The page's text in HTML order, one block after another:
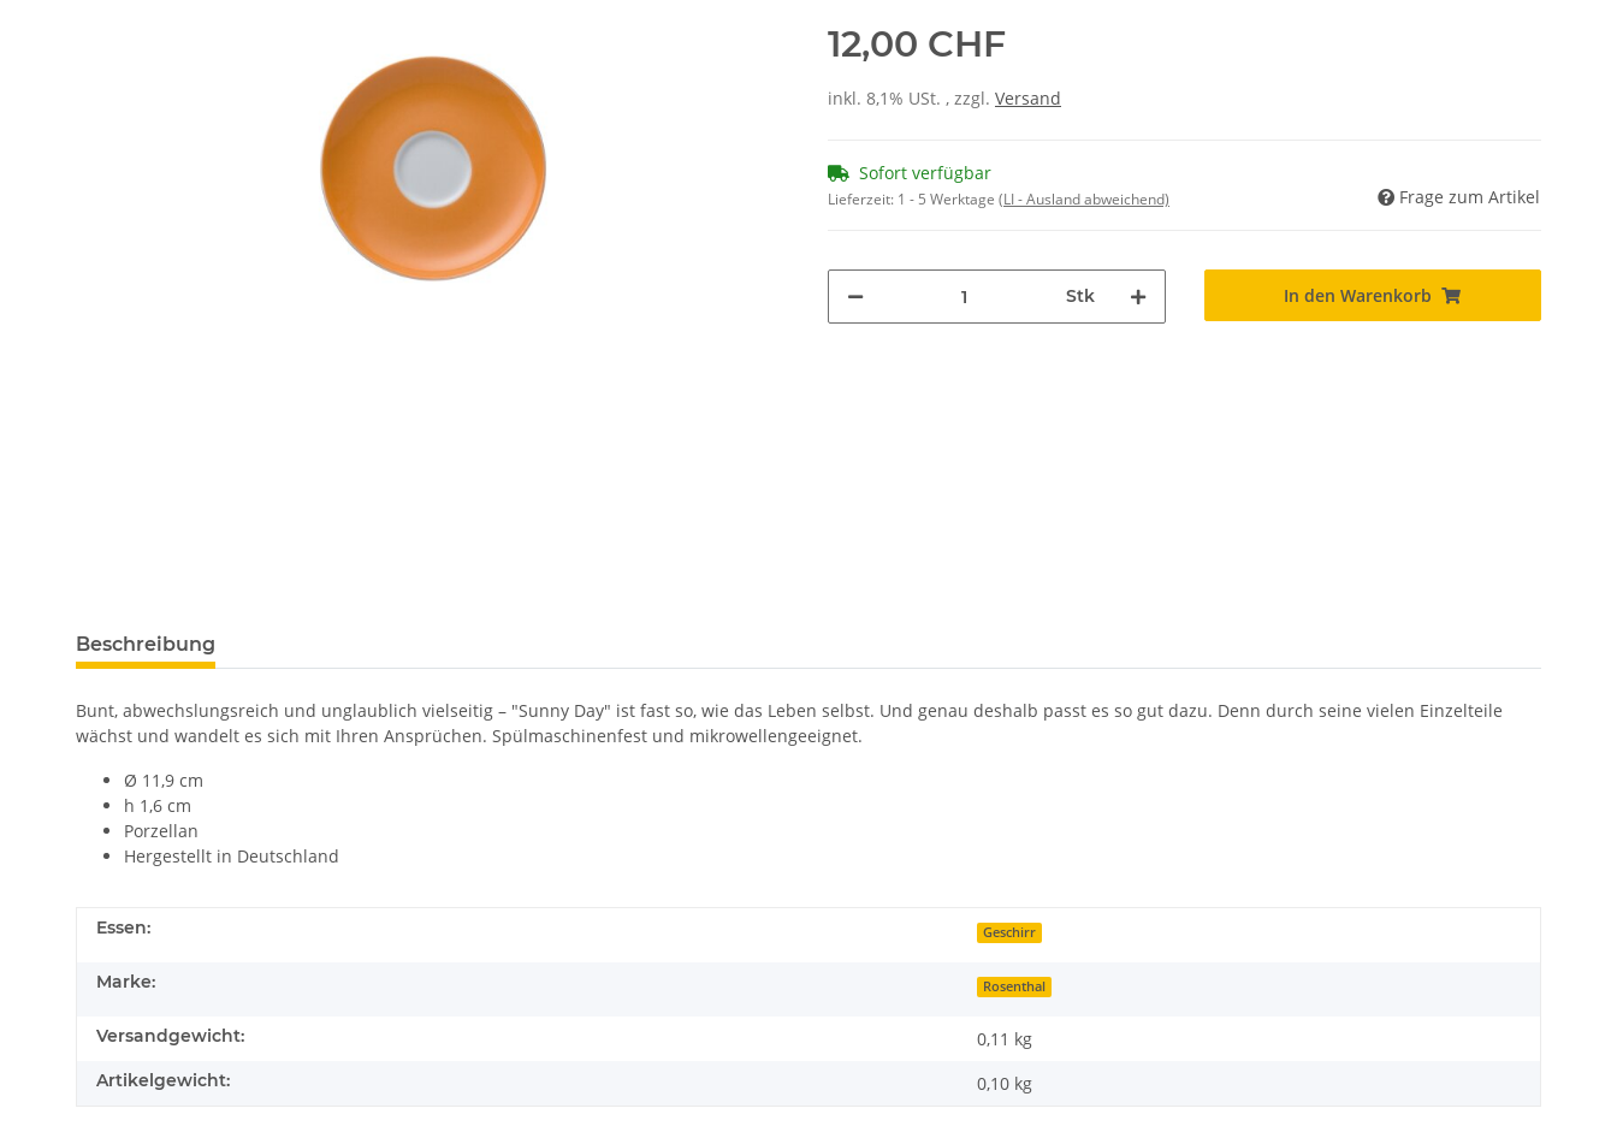
12,00 CHF
inkl. 8,1% USt. , zzgl. Versand
Sofort verfügbar
Lieferzeit: 1 - 5 Werktage (LI - Ausland abweichend) Frage zum Artikel
Stk In den Warenkorb
Beschreibung
Bunt, abwechslungsreich und unglaublich vielseitig – "Sunny Day" ist fast so, wie das Leben selbst. Und genau deshalb passt es so gut dazu. Denn durch seine vielen Einzelteile
wächst und wandelt es sich mit Ihren Ansprüchen. Spülmaschinenfest und mikrowellengeeignet.
Ø 11,9 cm
h 1,6 cm
Porzellan
Hergestellt in Deutschland
Essen: Geschirr
Marke: Rosenthal
Versandgewicht: 0,11 kg
Artikelgewicht: 0,10 kg